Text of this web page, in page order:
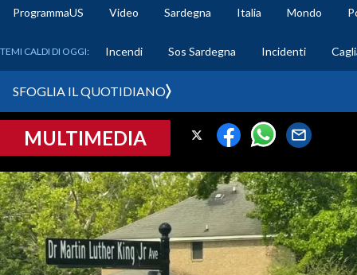
CRONACA SARDEGNA
PROVINCIA DI CAGLIARI
SULCIS IGLESIENTE
MEDIO CAMPIDANO
ORISTANO E PROVINCIA
ProgrammaUS Video Sardegna Italia Mondo
TEMI CALDI DI OGGI: Incendi Sos Sardegna Incidenti
SFOGLIA IL QUOTIDIANO
MULTIMEDIA